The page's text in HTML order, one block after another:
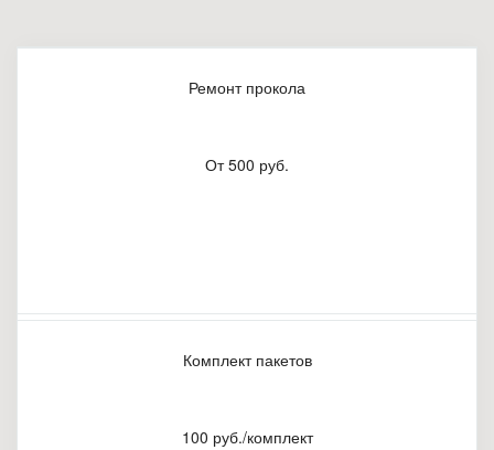
Ремонт прокола
От 500 руб.
Комплект пакетов
100 руб./комплект